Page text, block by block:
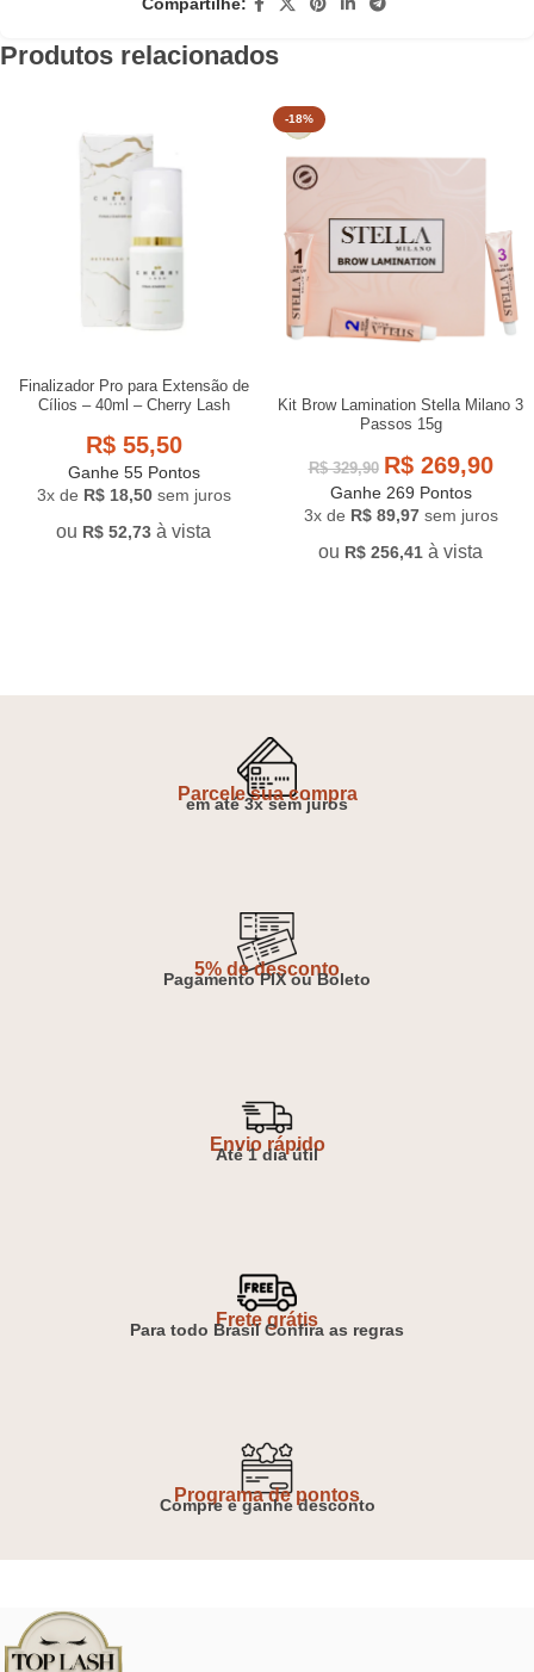
Compartilhe:
Produtos relacionados
Finalizador Pro para Extensão de
Cílios – 40ml – Cherry Lash
R$55,50
Ganhe 55 Pontos
3x de R$18,50 sem juros
ou R$ 52,73 à vista
-18%
Kit Brow Lamination Stella Milano 3
Passos 15g
R$329,90 R$269,90
Ganhe 269 Pontos
3x de R$89,97 sem juros
ou R$ 256,41 à vista
Parcele sua compra
em até 3x sem juros
5% de desconto
Pagamento PIX ou Boleto
Envio rápido
Até 1 dia útil
Frete grátis
Para todo Brasil Confira as regras
Programa de pontos
Compre e ganhe desconto